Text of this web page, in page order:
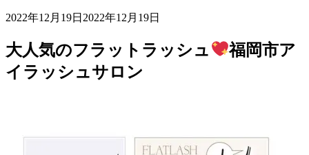
2022年12月19日 2022年12月19日
大人気のフラットラッシュ
福岡市ア
イラッシュサロン